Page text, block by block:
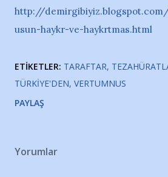
http://
usun-haykr-ve-haykrtmas.html
ETIKETLER: TARAFTAR
TÜRKIYE'DEN VERTUMNUS
PAYLAŞ
Yorumlar